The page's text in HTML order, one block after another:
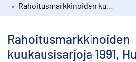
Kokoelmat
Rahoitusmarkkinoiden
kuukausisarjoja 1991,